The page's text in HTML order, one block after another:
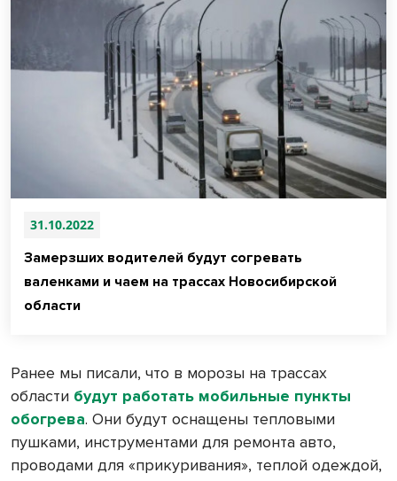
31.10.2022
Замерзших водителей будут согревать
валенками и чаем на трассах Новосибирской
области
Ранее мы писали, что в морозы на трассах
области будут работать мобильные пункты
обогрева. Они будут оснащены тепловыми
пушками, инструментами для ремонта авто,
проводами для «прикуривания», теплой одеждой,